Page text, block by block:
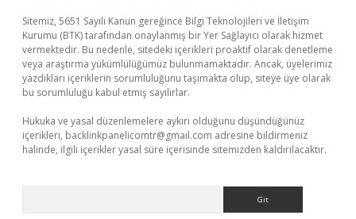
Sitemiz, 5651 Sayılı Kanun gereğince Bilgi Teknolojileri ve İletişim
Kurumu (BTK) tarafından onaylanmış bir Yer Sağlayıcı olarak hizmet
vermektedir. Bu nedenle, sitedeki içerikleri proaktif olarak denetleme
veya araştırma yükümlülüğümüz bulunmamaktadır. Ancak, üyelerimiz
yazdıkları içeriklerin sorumluluğunu taşımakta olup, siteye üye olarak
bu sorumluluğu kabul etmiş sayılırlar.
Hukuka ve yasal düzenlemelere aykırı olduğunu düşündüğünüz
içerikleri, backlinkpanelicomtr@gmail.com adresine bildirmeniz
halinde, ilgili içerikler yasal süre içerisinde sitemizden kaldırılacaktır.